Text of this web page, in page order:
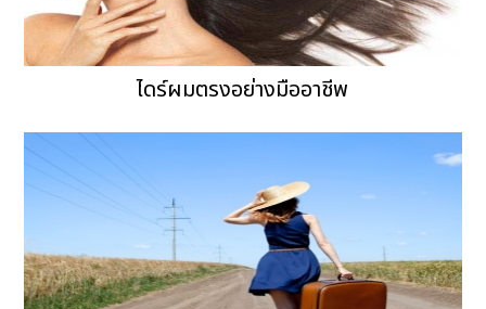
ไดร์ผมตรงอย่างมืออาชีพ